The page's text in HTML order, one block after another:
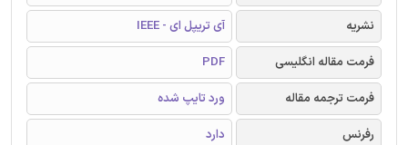
نشریه
آی تریپل ای - IEEE
فرمت مقاله انگلیسی
PDF
فرمت ترجمه مقاله
ورد تایپ شده
رفرنس
دارد